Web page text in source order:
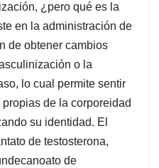
¿pero qué es la
en la administración de
de obtener cambios
o la
lo cual permite sentir
de la corporeidad
su identidad. El
de testosterona,
de